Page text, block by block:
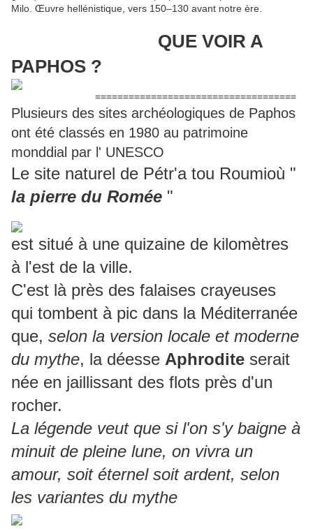
QUE VOIR A
PAPHOS ?
====================================
Plusieurs des sites archéologiques de Paphos
ont été classés en 1980 au patrimoine
monddial par l' UNESCO
Le site naturel de Pétr'a tou Roumioù "
la pierre du Romée "
est situé à une quizaine de kilomètres
à l'est de la ville.
C'est là près des falaises crayeuses
qui tombent à pic dans la Méditerranée
que, selon la version locale et moderne
du mythe, la déesse Aphrodite serait
née en jaillissant des flots près d'un
rocher.
La légende veut que si l'on s'y baigne à
minuit de pleine lune, on vivra un
amour, soit éternel soit ardent, selon
les variantes du mythe